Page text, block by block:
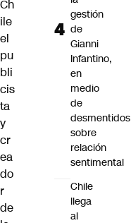
Ch
ile
el
pu
bli
cis
ta
y
cr
ea
do
r
de
gestión
de
Gianni
Infantino,
en
medio
de
desmentidos
sobre
relación
sentimental
Chile
llega
al